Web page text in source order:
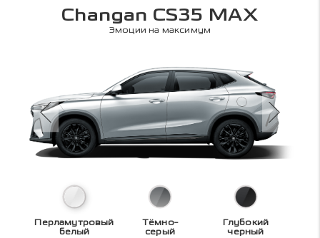
Changan CS35 MAX
Эмоции на максимум
Перламутровый
белый
Тёмно-
серый
Глубокий
черный